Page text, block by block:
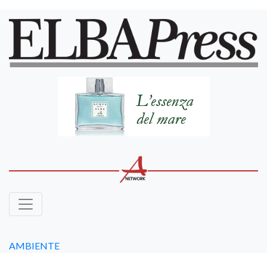
AMBIENTE